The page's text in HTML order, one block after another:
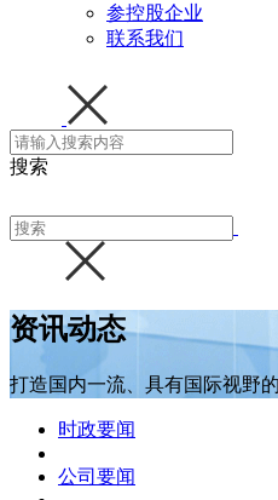
参控股企业
联系我们
搜索
资讯动态
打造国内一流、具有国际视野
时政要闻
公司要闻